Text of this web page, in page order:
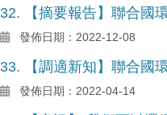
32. 【摘要報告】聯合國
發佈日期：2022-12-08
33. 【調適新知】聯合國
發佈日期：2022-04-14